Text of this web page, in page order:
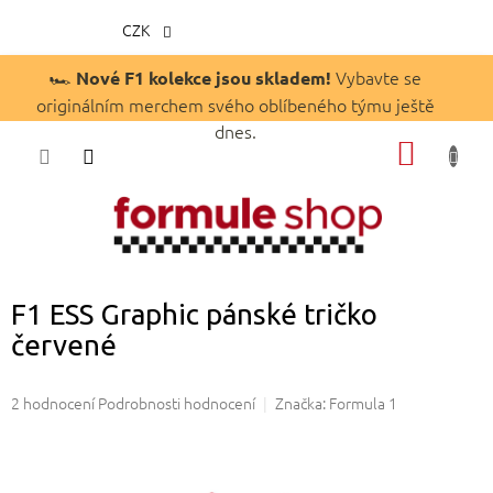
obsah
🏎️ Nové F1 kolekce jsou skladem! Vybavte se
originálním merchem svého oblíbeného týmu ještě
dnes.
CZK
F1 ESS Graphic pánské tričko
červené
Průměrné
2 hodnocení Podrobnosti hodnocení Značka: Formula 1